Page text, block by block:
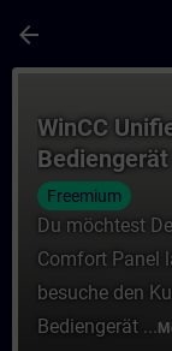
arrow_back
WinCC
Freemium
Du möchtest
Comfort Panel
besuche den
Bediengerät ...